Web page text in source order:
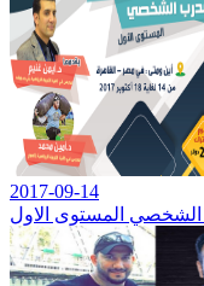
2017-09-14
المستوى الاول